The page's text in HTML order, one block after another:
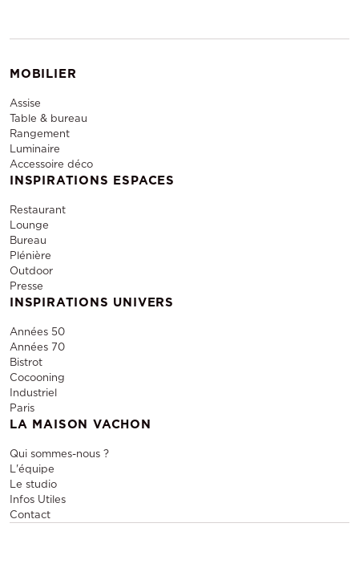
MOBILIER
Assise
Table & bureau
Rangement
Luminaire
Accessoire déco
INSPIRATIONS ESPACES
Restaurant
Lounge
Bureau
Plénière
Outdoor
Presse
INSPIRATIONS UNIVERS
Années 50
Années 70
Bistrot
Cocooning
Industriel
Paris
LA MAISON VACHON
Qui sommes-nous ?
L'équipe
Le studio
Infos Utiles
Contact